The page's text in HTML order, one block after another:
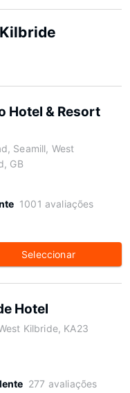
Hotel & Resort
Seamill, West
GB
1001 avaliações
Seleccionar
Hotel
Kilbride, KA23
277 avaliações